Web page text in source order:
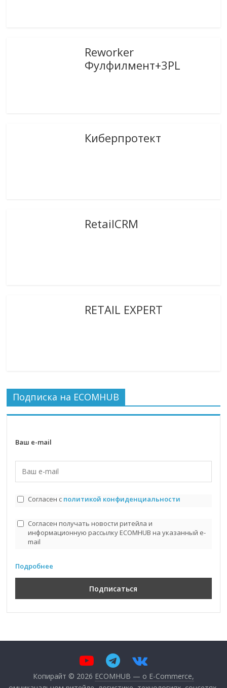
Reworker
Фулфилмент+3PL
Киберпротект
RetailCRM
RETAIL EXPERT
Подписка на ECOMHUB
Ваш e-mail
Согласен с политикой конфиденциальности
Согласен получать новости ритейла и
информационную рассылку ECOMHUB на указанный e-
mail
Подробнее
Копирайт © 2026 ECOMHUB — о E-Commerce,